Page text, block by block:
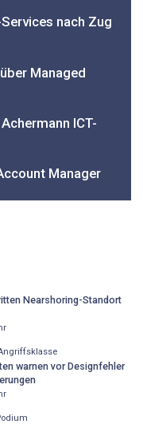
nach Zug
Managed
ICT-
Manager
Nearshoring-Standort
warnen vor Designfehler